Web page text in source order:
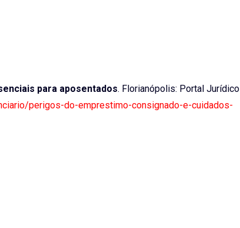
para aposentados. Florianópolis: Portal Jurídico
perigos-do-emprestimo-consignado-e-cuidados-